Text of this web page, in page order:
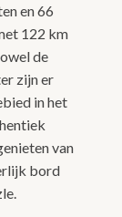
en 66
122 km
de
zijn er
in het
van
bord